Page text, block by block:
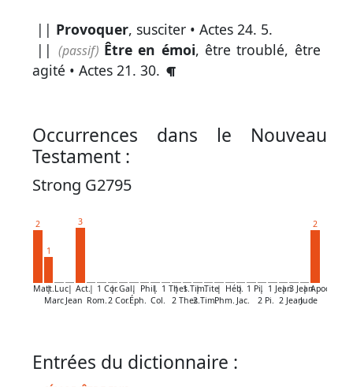
|| Provoquer, susciter •Actes 24. 5.
|| (passif) Être en émoi, être troublé, être
agité •Actes 21. 30.
Occurrences dans le Nouveau
Testament :
Strong G2795
2
Matt.
1
|
Marc
Luc|
Jean
3
Act.|
Rom.
1 Cor.
|
2 Cor.
Gal.|
Éph.
Phil.
|
Col.
1 Thes.
|
2 Thes.
1 Tim.
|
2 Tim.
Tite|
Phm.
Héb.
|
Jac.
1 Pi.|
2 Pi.
1 Jean
|
2 Jean
3 Jean
|
Jude
2
Apoc.
Entrées du dictionnaire :
par
mot
grec
Infos
Abréviations
non
retenus
référence